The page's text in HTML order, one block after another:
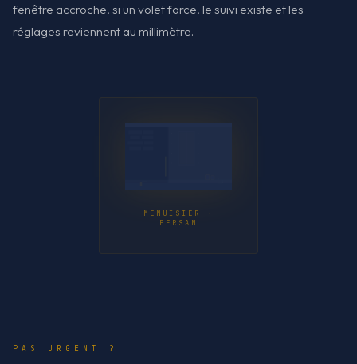
fenêtre accroche, si un volet force, le suivi existe et les
réglages reviennent au millimètre.
MENUISIER ·
PERSAN
PAS URGENT ?